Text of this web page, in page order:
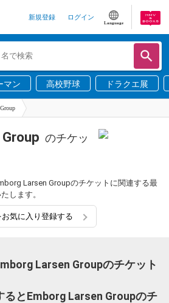
新規登録 ログイン
Language
マン 高校野球 ドラクエ展
のチケッ
Larsen Groupのチケットに関連する最
します。
気に入り登録する
Larsen Groupのチケット
るとEmborg Larsen Groupのチ